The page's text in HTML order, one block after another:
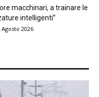
macchinari, a trainare le
intelligenti”
Agosto 2026